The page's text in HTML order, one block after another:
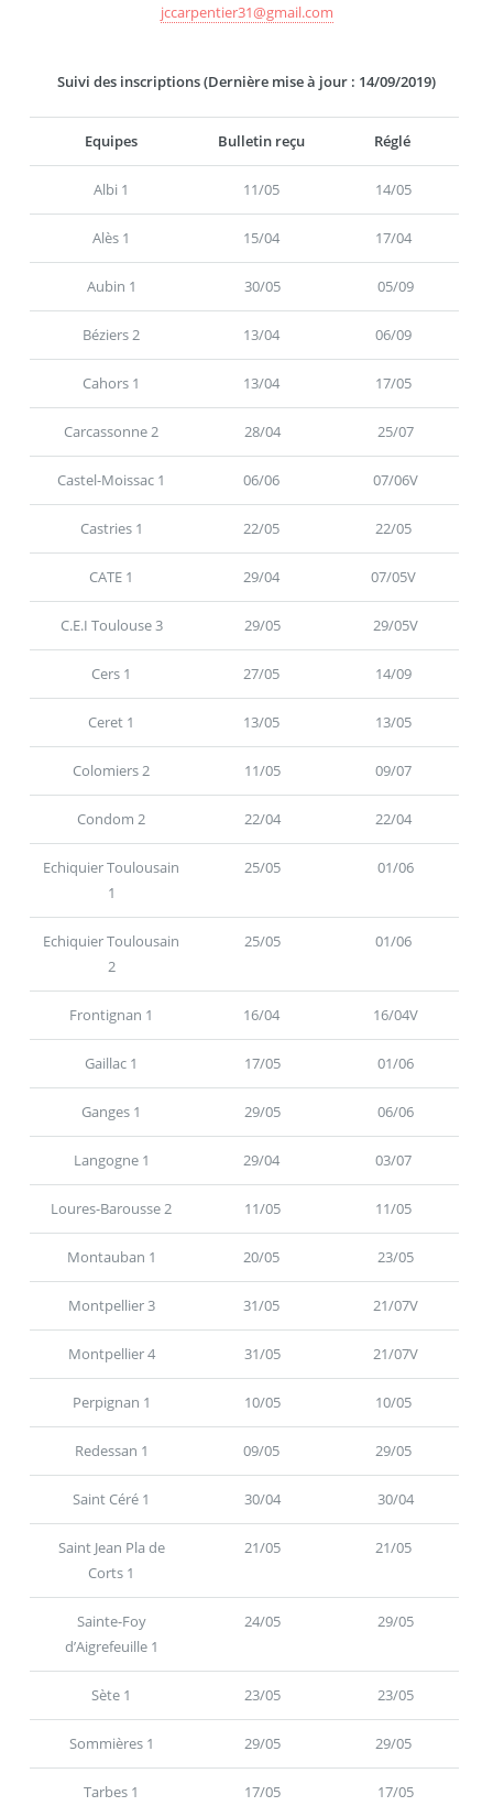
jccarpentier31@gmail.com
Suivi des inscriptions (Dernière mise à jour : 14/09/2019)
Equipes Bulletin reçu Réglé
Albi 1 11/05 14/05
Alès 1 15/04 17/04
Aubin 1 30/05 05/09
Béziers 2 13/04 06/09
Cahors 1 13/04 17/05
Carcassonne 2 28/04 25/07
Castel-Moissac 1 06/06 07/06V
Castries 1 22/05 22/05
CATE 1 29/04 07/05V
C.E.I Toulouse 3 29/05 29/05V
Cers 1 27/05 14/09
Ceret 1 13/05 13/05
Colomiers 2 11/05 09/07
Condom 2 22/04 22/04
Echiquier Toulousain
1
25/05 01/06
Echiquier Toulousain
2
25/05 01/06
Frontignan 1 16/04 16/04V
Gaillac 1 17/05 01/06
Ganges 1 29/05 06/06
Langogne 1 29/04 03/07
Loures-Barousse 2 11/05 11/05
Montauban 1 20/05 23/05
Montpellier 3 31/05 21/07V
Montpellier 4 31/05 21/07V
Perpignan 1 10/05 10/05
Redessan 1 09/05 29/05
Saint Céré 1 30/04 30/04
Saint Jean Pla de
Corts 1
21/05 21/05
Sainte-Foy
d’Aigrefeuille 1
24/05 29/05
Sète 1 23/05 23/05
Sommières 1 29/05 29/05
Tarbes 1 17/05 17/05